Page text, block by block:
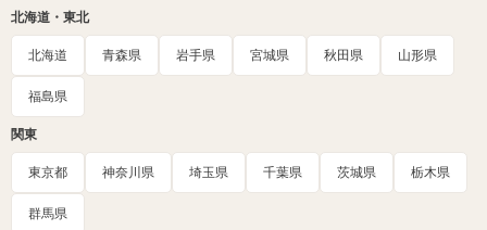
北海道・東北
北海道 青森県 岩手県 宮城県 秋田県 山形県
福島県
関東
東京都 神奈川県 埼玉県 千葉県 茨城県 栃木県
群馬県